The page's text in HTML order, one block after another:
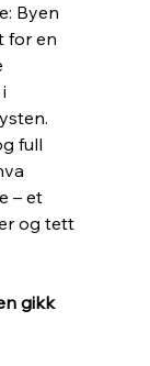
Byen
for en
full
– et
og tett
gikk